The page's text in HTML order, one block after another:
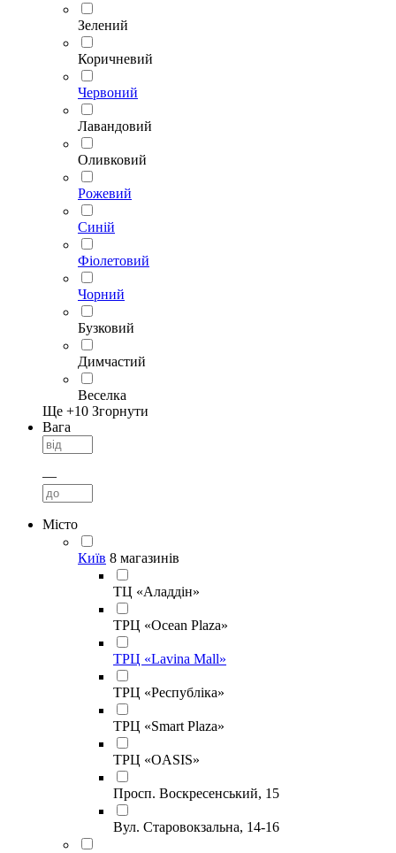
Зелений
Коричневий
Червоний
Лавандовий
Оливковий
Рожевий
Синій
Фіолетовий
Чорний
Бузковий
Димчастий
Веселка
Ще +10 Згорнути
Вага
—
Місто
Київ 8 магазинів
ТЦ «Аладдін»
ТРЦ «Ocean Plaza»
ТРЦ «Lavina Mall»
ТРЦ «Республіка»
ТРЦ «Smart Plaza»
ТРЦ «OASIS»
Просп. Воскресенський, 15
Вул. Старовокзальна, 14-16